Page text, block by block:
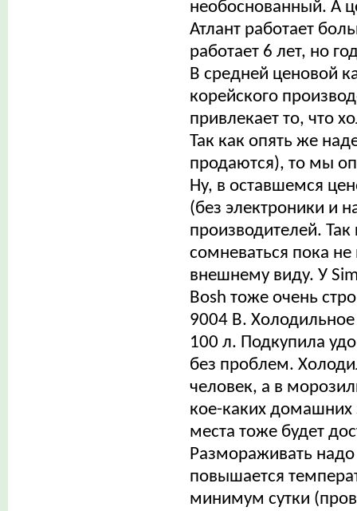
необоснованный. А
Атлант работает
работает 6 лет, но
В средней ценовой
корейского
привлекает то, что
Так как опять же
продаются), то мы
Ну, в оставшемся
(без электроники и
производителей.
сомневаться пока
внешнему виду. У
Bosh тоже очень
9004 B.
100 л. Подкупила
без проблем.
человек, а в
кое-каких домашних
места тоже будет
Размораживать
повышается
минимум сутки